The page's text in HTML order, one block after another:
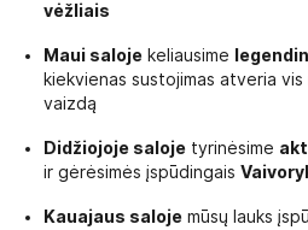
vėžliais
Maui saloje keliausime
kiekvienas sustojimas atveria
vaizdą
Didžiojoje saloje tyrinėsime
ir gėrėsimės įspūdingais
Kauajaus saloje mūsų lauks